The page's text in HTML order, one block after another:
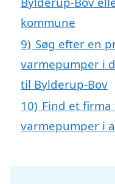
kommune
9) Søg efter en
varmepumper i
til Bylderup-Bov
10) Find et
varmepumper i